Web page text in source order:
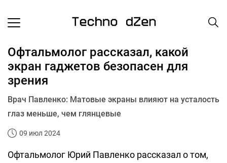
Офтальмолог рассказал, какой
экран гаджетов безопасен для
зрения
Врач Павленко: Матовые экраны влияют на усталость
глаз меньше, чем глянцевые
09 июл 2024
Офтальмолог Юрий Павленко рассказал о том,